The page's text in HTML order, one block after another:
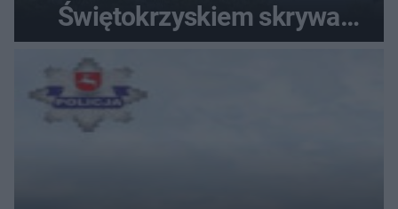
Świętokrzyskiem skrywa
zabytki, bywał tu nawet król